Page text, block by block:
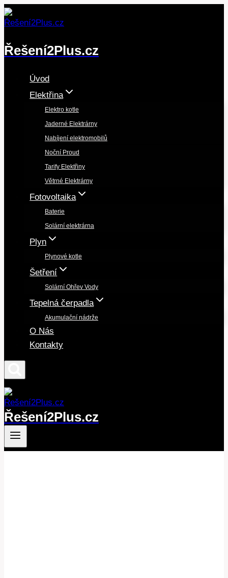
Přeskočit
na
Řešení2Plus.cz
Úvod
Elektřina
Elektro kotle
Jaderné Elektrárny
Nabíjení elektromobilů
Noční Proud
Tarify Elektřiny
Větrné Elektrárny
Fotovoltaika
Baterie
Solární elektrárna
Plyn
Plynové kotle
Šetření
Solární Ohřev Vody
Tepelná čerpadla
Akumulační nádrže
O Nás
Kontakty
Řešení2Plus.cz